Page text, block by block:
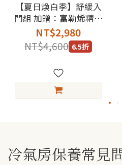
【夏日煥白季】舒緩入
門組 加贈：富勒烯精華
乳2mlx3
NT$2,980
NT$4,600 6.5折
冷氣房保養常見